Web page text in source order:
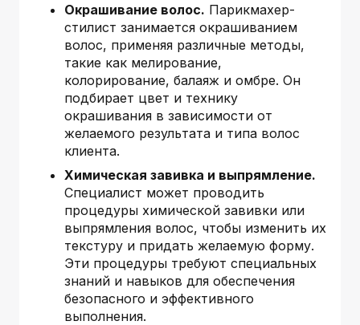
Окрашивание волос. Парикмахер-
стилист занимается окрашиванием
волос, применяя различные методы,
такие как мелирование,
колорирование, балаяж и омбре. Он
подбирает цвет и технику
окрашивания в зависимости от
желаемого результата и типа волос
клиента.
Химическая завивка и выпрямление.
Специалист может проводить
процедуры химической завивки или
выпрямления волос, чтобы изменить их
текстуру и придать желаемую форму.
Эти процедуры требуют специальных
знаний и навыков для обеспечения
безопасного и эффективного
выполнения.